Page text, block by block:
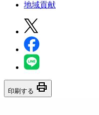
地域貢献
印刷する print